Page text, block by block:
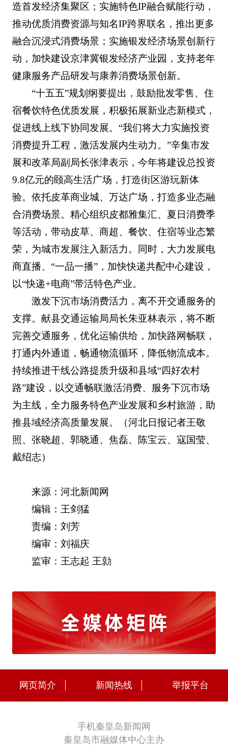
造首发经济集聚区；实施特色IP融合赋能行动，
推动优质消费资源与知名IP跨界联名，推出更多
融合沉浸式消费场景；实施银发经济场景创新行
动，加快建设京津冀银发经济产业园，支持老年
健康服务产品研发与康养消费场景创新。
“十五五”规划纲要提出，鼓励批发零售、住
宿餐饮特色优质发展，积极拓展新业态新模式，
促进线上线下协同发展。“我们将大力实施投资
消费提升工程，激活发展内生动力。”辛集市发
展和改革局副局长张津表示，今年将建设总投资
9.8亿元的颐高生活广场，打造街区游玩新体
验。依托皮革商业城、万达广场，打造多业态融
合消费场景。精心组织皮都雅集汇、夏日消费季
等活动，带动皮草、商超、餐饮、住宿等业态繁
荣，为城市发展注入新活力。同时，大力发展电
商直播、“一品一播”，加快快递共配中心建设，
以“快递+电商”带活特色产业。
激发下沉市场消费活力，离不开交通服务的
支撑。献县交通运输局局长朱亚林表示，将不断
完善交通服务，优化运输供给，加快路网畅联，
打通内外通道，畅通物流循环，降低物流成本。
持续推进干线公路提质升级和县域“四好农村
路”建设，以交通畅联激活消费、服务下沉市场
为主线，全力服务特色产业发展和乡村旅游，助
推县域经济高质量发展。
（河北日报记者王敬
照、张晓超、郭晓通、焦磊、陈宝云、寇国莹、
戴绍志）
来源：河北新闻网
编辑：王剑猛
责编：刘芳
编审：刘福庆
监审：王志起 王勍
网页简介 新闻热线 举报平台
手机秦皇岛新闻网
秦皇岛市融媒体中心主办